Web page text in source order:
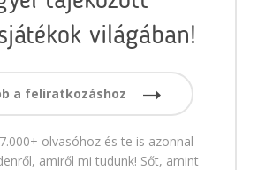
világában!
a feliratkozáshoz
olvasóhoz és te is azonnal
amiről mi tudunk! Sőt, amint